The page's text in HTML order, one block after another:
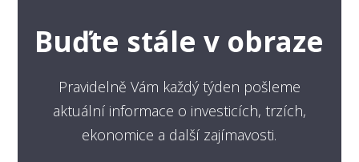
Buďte stále v obraze
Pravidelně Vám každý týden pošleme
aktuální informace o investicích, trzích,
ekonomice a další zajímavosti.